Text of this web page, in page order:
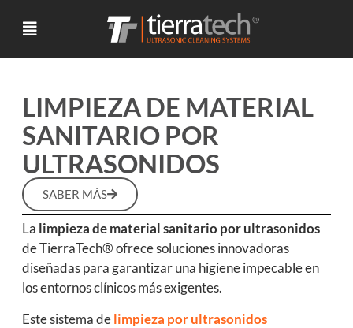
LIMPIEZA DE MATERIAL
SANITARIO POR
ULTRASONIDOS
SABER MÁS
La limpieza de material sanitario por ultrasonidos
de TierraTech® ofrece soluciones innovadoras
diseñadas para garantizar una higiene impecable en
los entornos clínicos más exigentes.
Este sistema delimpieza por ultrasonidos